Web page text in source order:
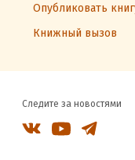
Опубликовать
Книжный вызов
Следите за новостями